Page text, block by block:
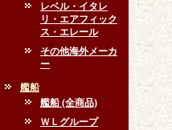
レベル・イタレ
リ・エアフィック
ス・エレール
その他海外メーカ
ー
艦船
艦船 (全商品)
ＷＬグループ